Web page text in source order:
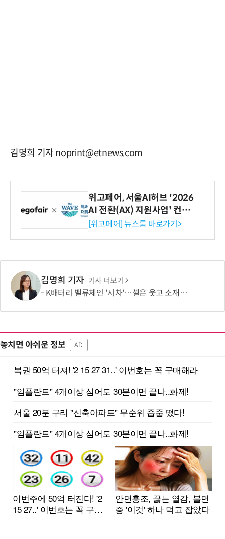
김명희 기자 noprint@etnews.com
위고페어, 서울AI허브 '2026
AI 전환(AX) 지원사업' 컨소
시엄 선정
[위고페어] 뉴스룸 바로가기>
김명희 기자 기사 더보기
K배터리 밸류체인 '시차'…셀은 웃고 소재는 아직
놓치면 아쉬운 정보 AD